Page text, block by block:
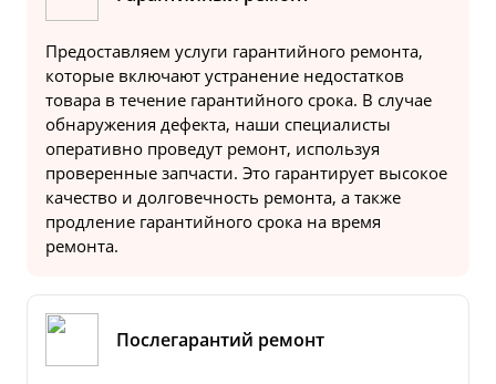
Предоставляем услуги гарантийного ремонта,
которые включают устранение недостатков
товара в течение гарантийного срока. В случае
обнаружения дефекта, наши специалисты
оперативно проведут ремонт, используя
проверенные запчасти. Это гарантирует высокое
качество и долговечность ремонта, а также
продление гарантийного срока на время
ремонта.
Послегарантий ремонт